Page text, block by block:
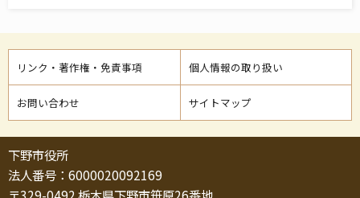
リンク・著作権・免責事項 個人情報の取り扱い
お問い合わせ サイトマップ
下野市役所
法人番号：6000020092169